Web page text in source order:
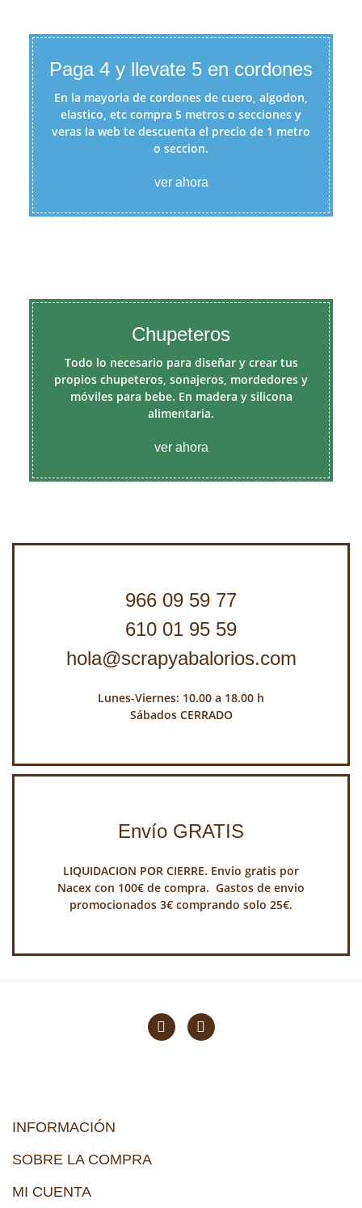
Paga 4 y llevate 5 en cordones
En la mayoria de cordones de cuero, algodon,
elastico, etc compra 5 metros o secciones y
veras la web te descuenta el precio de 1 metro
o seccion.
ver ahora
Chupeteros
Todo lo necesario para diseñar y crear tus
propios chupeteros, sonajeros, mordedores y
móviles para bebe. En madera y silicona
alimentaria.
ver ahora
966 09 59 77
610 01 95 59
hola@scrapyabalorios.com
Lunes-Viernes: 10.00 a 18.00 h
Sábados CERRADO
Envío GRATIS
LIQUIDACION POR CIERRE. Envio gratis por
Nacex con 100€ de compra. Gastos de envio
promocionados 3€ comprando solo 25€.
INFORMACIÓN
SOBRE LA COMPRA
MI CUENTA